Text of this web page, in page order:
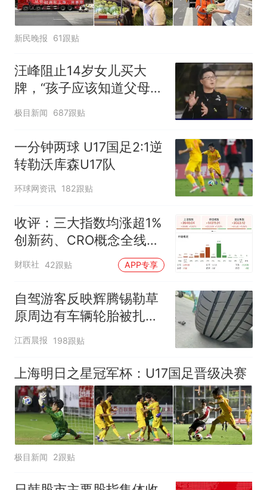
新民晚报 61跟贴
汪峰阻止14岁女儿买大
牌，“孩子应该知道父母的
不易”，称自己买衣服80%
极目新闻 687跟贴
一分钟两球 U17国足2:1逆
转勒沃库森U17队
环球网资讯 182跟贴
收评：三大指数均涨超1%
创新药、CRO概念全线走
强
财联社 42跟贴 APP专享
自驾游客反映辉腾锡勒草
原周边有车辆轮胎被扎，
修理店铺换胎价格高达千
元，官方发布情况通报
江西晨报 198跟贴
上海明日之星冠军杯：U17国足晋级决赛
极目新闻 2跟贴